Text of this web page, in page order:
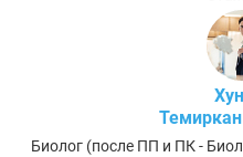
Биолог (после ПП и ПК -